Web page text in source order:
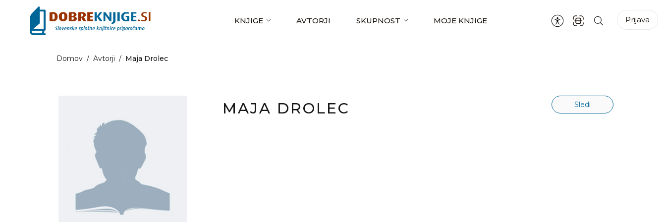
KNJIGE AVTORJI SKUPNOST MOJE KNJIGE Prijava
Domov / Avtorji / Maja Drolec
MAJA DROLEC Sledi